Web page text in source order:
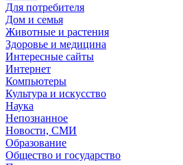
Для потребителя
Дом и семья
Животные и растения
Здоровье и медицина
Интересные сайты
Интернет
Компьютеры
Культура и искусство
Наука
Непознанное
Новости, СМИ
Образование
Общество и государство